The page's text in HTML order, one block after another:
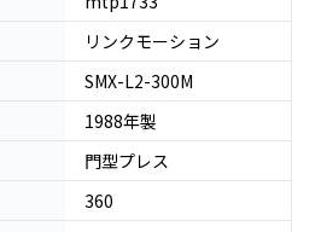
リンクモーション
SMX-L2-300M
1988年製
門型プレス
360